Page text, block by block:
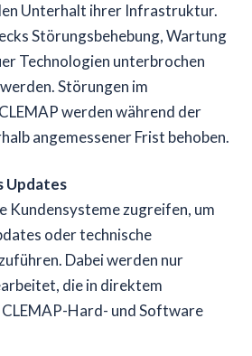
Unterhalt ihrer Infrastruktur.
Störungsbehebung, Wartung
Technologien unterbrochen
Störungen im
werden während der
angemessener Frist behoben.
Updates
Kundensysteme zugreifen, um
oder technische
Dabei werden nur
die in direktem
Hard- und Software